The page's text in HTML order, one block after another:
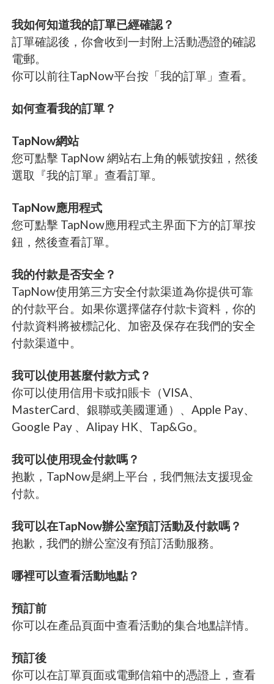
我如何知道我的訂單已經確認？
訂單確認後，你會收到一封附上活動憑證的確認
電郵。
你可以前往TapNow平台按「我的訂單」查看。
如何查看我的訂單？
TapNow網站
您可點擊 TapNow 網站右上角的帳號按鈕，然後
選取『我的訂單』查看訂單。
TapNow應用程式
您可點擊 TapNow應用程式主界面下方的訂單按
鈕，然後查看訂單。
我的付款是否安全？
TapNow使用第三方安全付款渠道為你提供可靠
的付款平台。如果你選擇儲存付款卡資料，你的
付款資料將被標記化、加密及保存在我們的安全
付款渠道中。
我可以使用甚麼付款方式？
你可以使用信用卡或扣賬卡（VISA、
MasterCard、銀聯或美國運通）、Apple Pay、
Google Pay 、Alipay HK、Tap&Go。
我可以使用現金付款嗎？
抱歉，TapNow是網上平台，我們無法支援現金
付款。
我可以在TapNow辦公室預訂活動及付款嗎？
抱歉，我們的辦公室沒有預訂活動服務。
哪裡可以查看活動地點？
預訂前
你可以在產品頁面中查看活動的集合地點詳情。
預訂後
你可以在訂單頁面或電郵信箱中的憑證上，查看